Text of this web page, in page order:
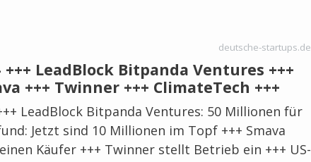
deutsche-startups.de
LeadBlock Bitpanda Ventures +++
+++ Twinner +++ ClimateTech +++
LeadBlock Bitpanda Ventures: 50 Millionen für
Jetzt sind 10 Millionen im Topf +++ Smava
Käufer +++ Twinner stellt Betrieb ein +++ US-